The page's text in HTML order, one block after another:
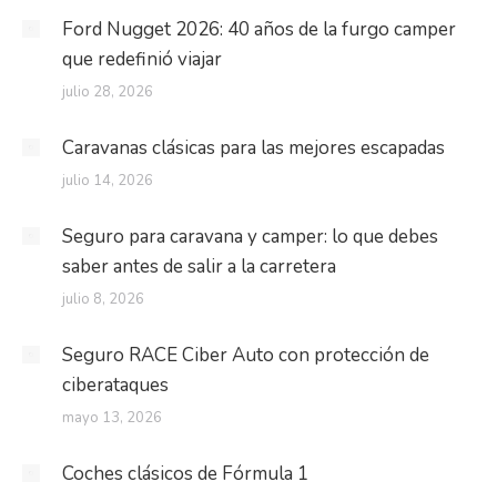
Ford Nugget 2026: 40 años de la furgo camper
que redefinió viajar
julio 28, 2026
Caravanas clásicas para las mejores escapadas
julio 14, 2026
Seguro para caravana y camper: lo que debes
saber antes de salir a la carretera
julio 8, 2026
Seguro RACE Ciber Auto con protección de
ciberataques
mayo 13, 2026
Coches clásicos de Fórmula 1